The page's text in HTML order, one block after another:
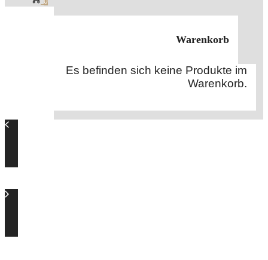
Warenkorb
Es befinden sich keine Produkte im
Warenkorb.